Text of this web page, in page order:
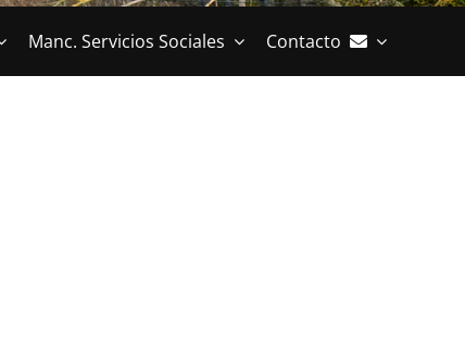
Manc. Servicios Sociales Contacto